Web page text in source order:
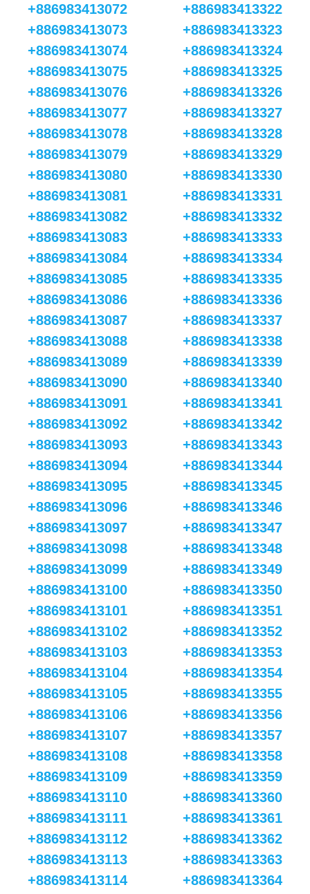
+886983413072
+886983413073
+886983413074
+886983413075
+886983413076
+886983413077
+886983413078
+886983413079
+886983413080
+886983413081
+886983413082
+886983413083
+886983413084
+886983413085
+886983413086
+886983413087
+886983413088
+886983413089
+886983413090
+886983413091
+886983413092
+886983413093
+886983413094
+886983413095
+886983413096
+886983413097
+886983413098
+886983413099
+886983413100
+886983413101
+886983413102
+886983413103
+886983413104
+886983413105
+886983413106
+886983413107
+886983413108
+886983413109
+886983413110
+886983413111
+886983413112
+886983413113
+886983413114
+886983413322
+886983413323
+886983413324
+886983413325
+886983413326
+886983413327
+886983413328
+886983413329
+886983413330
+886983413331
+886983413332
+886983413333
+886983413334
+886983413335
+886983413336
+886983413337
+886983413338
+886983413339
+886983413340
+886983413341
+886983413342
+886983413343
+886983413344
+886983413345
+886983413346
+886983413347
+886983413348
+886983413349
+886983413350
+886983413351
+886983413352
+886983413353
+886983413354
+886983413355
+886983413356
+886983413357
+886983413358
+886983413359
+886983413360
+886983413361
+886983413362
+886983413363
+886983413364